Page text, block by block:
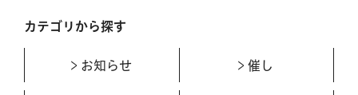
カテゴリから探す
お知らせ 催し